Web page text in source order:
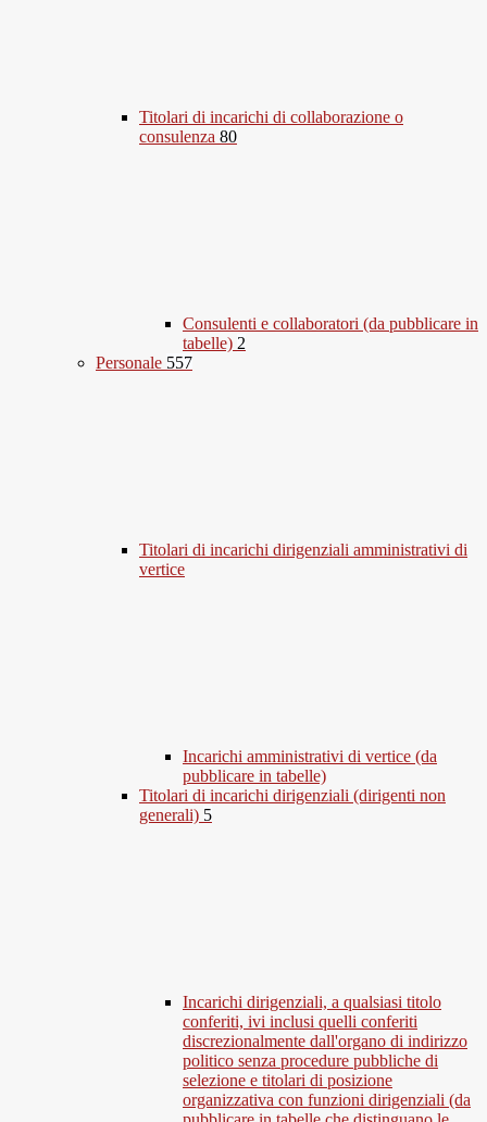
Titolari di incarichi di collaborazione o
consulenza 80
Consulenti e collaboratori (da pubblicare in
tabelle) 2
Personale 557
Titolari di incarichi dirigenziali amministrativi di
vertice
Incarichi amministrativi di vertice (da
pubblicare in tabelle)
Titolari di incarichi dirigenziali (dirigenti non
generali) 5
Incarichi dirigenziali, a qualsiasi titolo
conferiti, ivi inclusi quelli conferiti
discrezionalmente dall'organo di indirizzo
politico senza procedure pubbliche di
selezione e titolari di posizione
organizzativa con funzioni dirigenziali (da